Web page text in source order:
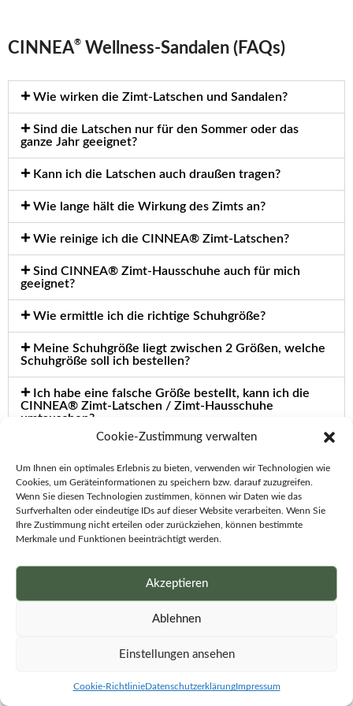
Cookie-Zustimmung verwalten
Um Ihnen ein optimales Erlebnis zu bieten, verwenden wir Technologien wie
Cookies, um Geräteinformationen zu speichern bzw. darauf zuzugreifen.
Wenn Sie diesen Technologien zustimmen, können wir Daten wie das
Surfverhalten oder eindeutige IDs auf dieser Website verarbeiten. Wenn Sie
Ihre Zustimmung nicht erteilen oder zurückziehen, können bestimmte
Merkmale und Funktionen beeinträchtigt werden.
Akzeptieren
Ablehnen
Einstellungen ansehen
Cookie-RichtlinieDatenschutzerklärungImpressum
CINNEA® Wellness-Sandalen (FAQs)
Wie wirken die Zimt-Latschen und Sandalen?
Sind die Latschen nur für den Sommer oder das
ganze Jahr geeignet?
Kann ich die Latschen auch draußen tragen?
Wie lange hält die Wirkung des Zimts an?
Wie reinige ich die CINNEA® Zimt-Latschen?
Sind CINNEA® Zimt-Hausschuhe auch für mich
geeignet?
Wie ermittle ich die richtige Schuhgröße?
Meine Schuhgröße liegt zwischen 2 Größen, welche
Schuhgröße soll ich bestellen?
Ich habe eine falsche Größe bestellt, kann ich die
CINNEA® Zimt-Latschen / Zimt-Hausschuhe
umtauschen?
Latschen / Zimt-Hausschuhe allergisch reagieren?
Welche Zimtsorte wird in den CINNEA®Zimt-
Latschen verwendet?
Was ist eine EVA-Sohle?